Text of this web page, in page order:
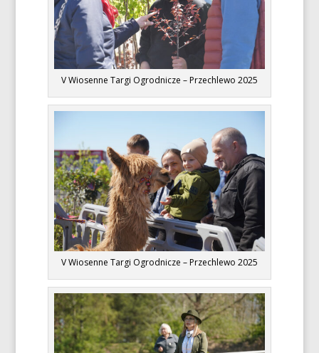
V Wiosenne Targi Ogrodnicze – Przechlewo 2025
V Wiosenne Targi Ogrodnicze – Przechlewo 2025